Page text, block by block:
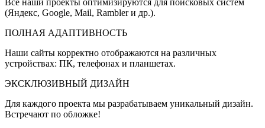
Все наши проекты оптимизируются для поисковых систем
(Яндекс, Google, Mail, Rambler и др.).
ПОЛНАЯ АДАПТИВНОСТЬ
Наши сайты корректно отображаются на различных
устройствах: ПК, телефонах и планшетах.
ЭКСКЛЮЗИВНЫЙ ДИЗАЙН
Для каждого проекта мы разрабатываем уникальный дизайн.
Встречают по обложке!